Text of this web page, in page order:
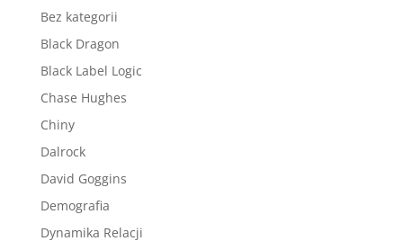
Bez kategorii
Black Dragon
Black Label Logic
Chase Hughes
Chiny
Dalrock
David Goggins
Demografia
Dynamika Relacji